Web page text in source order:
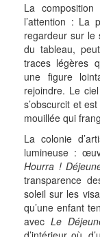
La composition
l’attention : La
regardeur sur le
du tableau,
traces légères
une figure
rejoindre. Le
s’obscurcit et
mouillée qui
La colonie
lumineuse :
Hourra !
transparence
soleil sur les
qu’une enfant
avecLe